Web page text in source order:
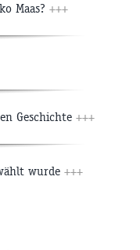
Maas? +++
Geschichte +++
wurde +++